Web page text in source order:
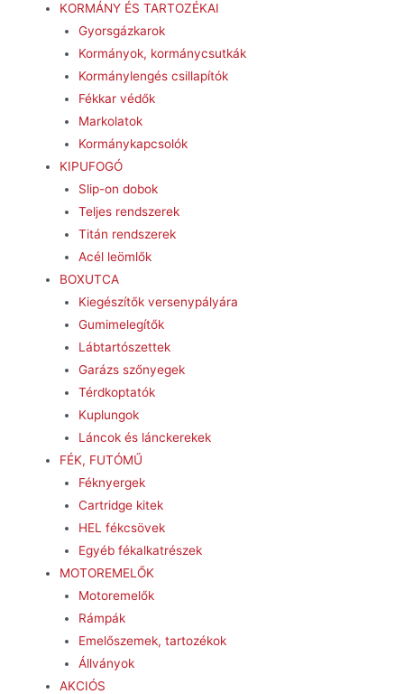
KORMÁNY ÉS TARTOZÉKAI
Gyorsgázkarok
Kormányok, kormánycsutkák
Kormánylengés csillapítók
Fékkar védők
Markolatok
Kormánykapcsolók
KIPUFOGÓ
Slip-on dobok
Teljes rendszerek
Titán rendszerek
Acél leömlők
BOXUTCA
Kiegészítők versenypályára
Gumimelegítők
Lábtartószettek
Garázs szőnyegek
Térdkoptatók
Kuplungok
Láncok és lánckerekek
FÉK, FUTÓMŰ
Féknyergek
Cartridge kitek
HEL fékcsövek
Egyéb fékalkatrészek
MOTOREMELŐK
Motoremelők
Rámpák
Emelőszemek, tartozékok
Állványok
AKCIÓS